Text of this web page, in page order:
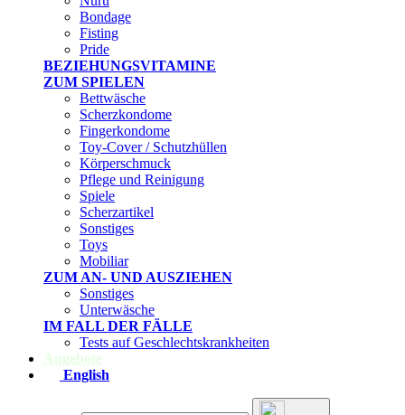
Bondage
Fisting
Pride
BEZIEHUNGSVITAMINE
ZUM SPIELEN
Bettwäsche
Scherzkondome
Fingerkondome
Toy-Cover / Schutzhüllen
Körperschmuck
Pflege und Reinigung
Spiele
Scherzartikel
Sonstiges
Toys
Mobiliar
ZUM AN- UND AUSZIEHEN
Sonstiges
Unterwäsche
IM FALL DER FÄLLE
Tests auf Geschlechtskrankheiten
Angebote
English